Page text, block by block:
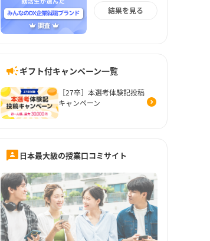
結果を見る
ギフト付キャンペーン一覧
［27卒］本選考体験記投稿
キャンペーン
日本最大級の授業口コミサイト